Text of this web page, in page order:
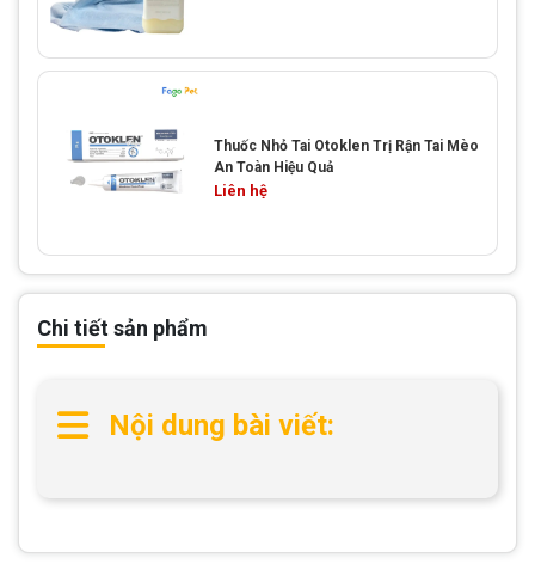
Chi tiết sản phẩm
Nội dung bài viết:
Thuốc Nhỏ Tai Otoklen Trị Rận Tai Mèo
An Toàn Hiệu Quả
Liên hệ